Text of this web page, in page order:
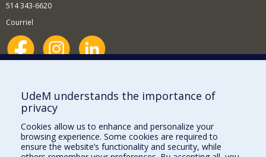
514 343-6620
Courriel
Comment soutenir le Département?
BESOIN D'AIDE?
Plan du site
Signaler une erreur
UdeM understands the importance of
privacy
Cookies allow us to enhance and personalize your
browsing experience. Some cookies are required to
ensure the website’s functionality and security, while